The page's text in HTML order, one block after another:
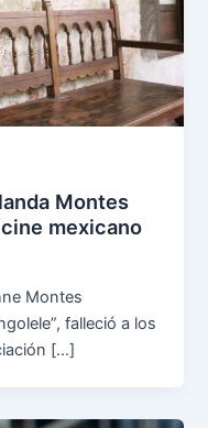
Montes
mexicano
Montes
falleció a los
[…]